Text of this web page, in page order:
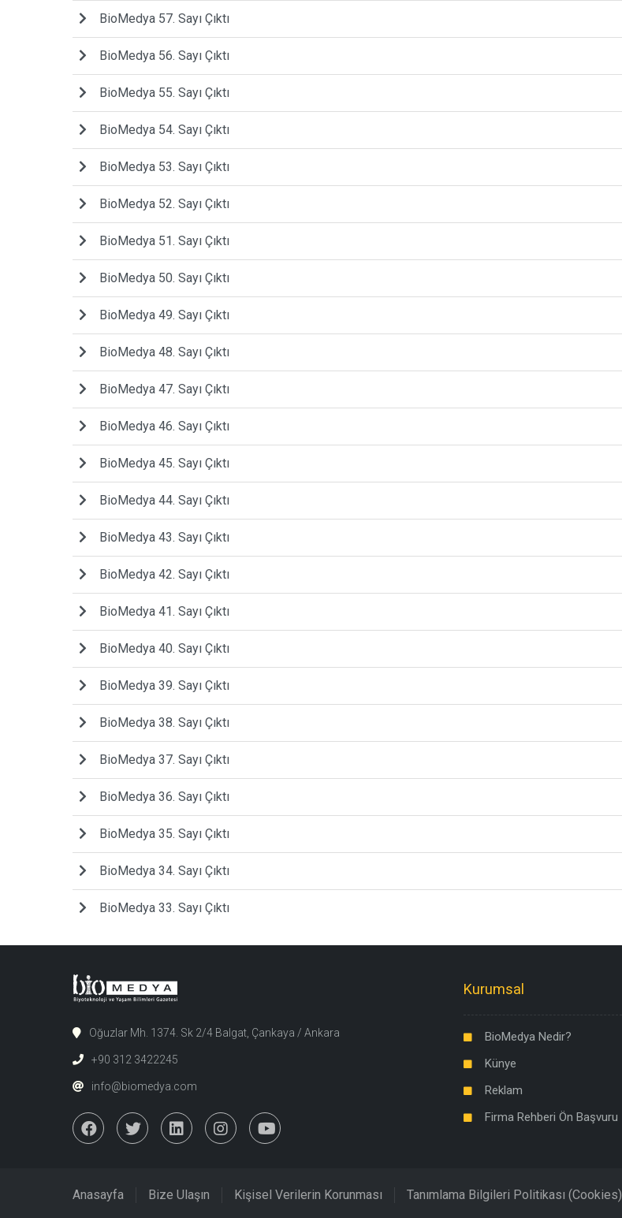
BioMedya 57. Sayı Çıktı
BioMedya 56. Sayı Çıktı
BioMedya 55. Sayı Çıktı
BioMedya 54. Sayı Çıktı
BioMedya 53. Sayı Çıktı
BioMedya 52. Sayı Çıktı
BioMedya 51. Sayı Çıktı
BioMedya 50. Sayı Çıktı
BioMedya 49. Sayı Çıktı
BioMedya 48. Sayı Çıktı
BioMedya 47. Sayı Çıktı
BioMedya 46. Sayı Çıktı
BioMedya 45. Sayı Çıktı
BioMedya 44. Sayı Çıktı
BioMedya 43. Sayı Çıktı
BioMedya 42. Sayı Çıktı
BioMedya 41. Sayı Çıktı
BioMedya 40. Sayı Çıktı
BioMedya 39. Sayı Çıktı
BioMedya 38. Sayı Çıktı
BioMedya 37. Sayı Çıktı
BioMedya 36. Sayı Çıktı
BioMedya 35. Sayı Çıktı
BioMedya 34. Sayı Çıktı
BioMedya 33. Sayı Çıktı
Oğuzlar Mh. 1374. Sk 2/4 Balgat, Çankaya / Ankara
+90 312 3422245
info@biomedya.com
Kurumsal
BioMedya Nedir?
Künye
Reklam
Firma Rehberi Ön Başvuru
Anasayfa Bize Ulaşın Kişisel Verilerin Korunması Tanımlama Bilgileri Politikası (Cookies)